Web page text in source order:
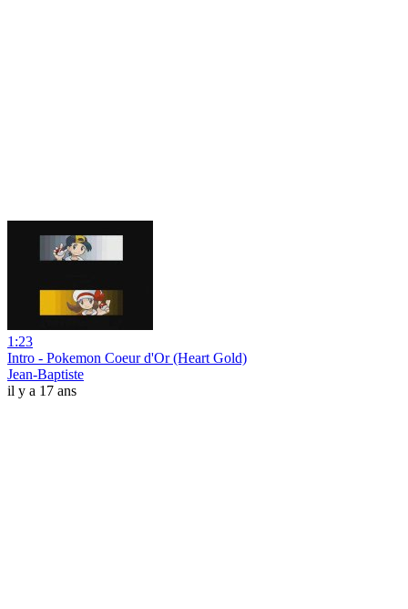
1:23
Intro - Pokemon Coeur d'Or (Heart Gold)
Jean-Baptiste
il y a 17 ans